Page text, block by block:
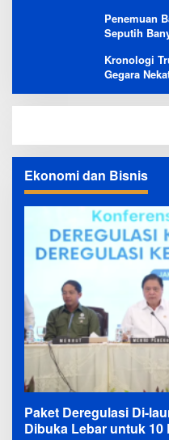
Penemuan
Seputih
Kronologi
Gegara
Ekonomi dan Bisnis
Paket Deregulasi Di-
Dibuka Lebar untuk 10